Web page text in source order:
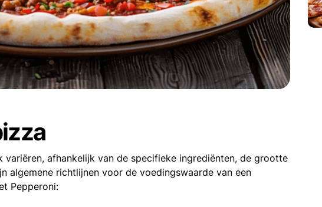
variëren, afhankelijk van de specifieke ingrediënten, de grootte
algemene richtlijnen voor de voedingswaarde van een
Pepperoni: